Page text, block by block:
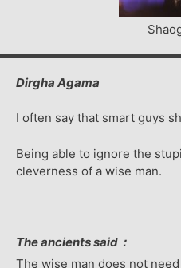
Dirgha Agama
I often say that smart guys
Being able to ignore the
cleverness of a wise man.
The ancients said：
The wise man does not